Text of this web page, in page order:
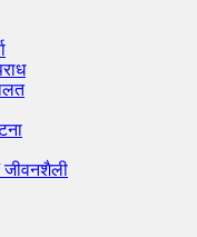
जीवनशैली